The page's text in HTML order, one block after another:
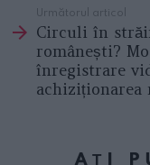
Următorul articol
Circuli în
românești?
înregistrare
achiziționarea
AȚI